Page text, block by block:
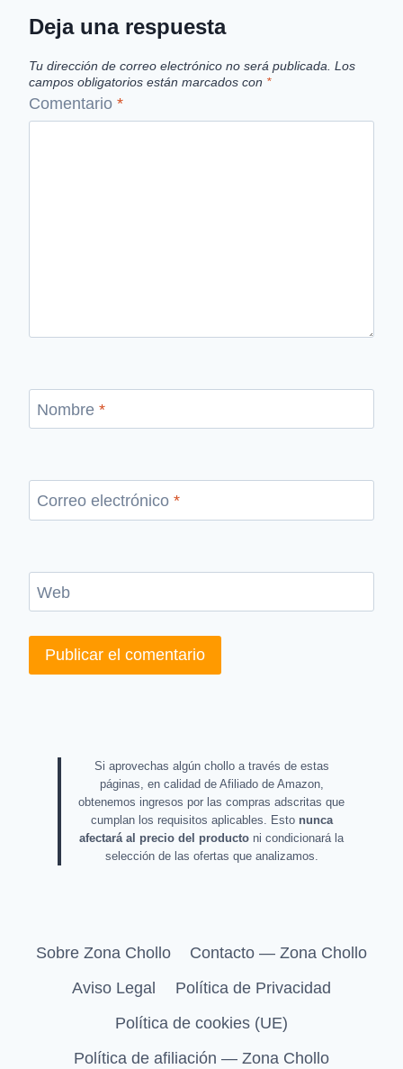
Deja una respuesta
Tu dirección de correo electrónico no será publicada. Los
campos obligatorios están marcados con *
Comentario *
Nombre *
Correo electrónico *
Web
Si aprovechas algún chollo a través de estas
páginas, en calidad de Afiliado de Amazon,
obtenemos ingresos por las compras adscritas que
cumplan los requisitos aplicables. Esto nunca
afectará al precio del producto ni condicionará la
selección de las ofertas que analizamos.
Sobre Zona Chollo
Contacto — Zona Chollo
Aviso Legal
Política de Privacidad
Política de cookies (UE)
Política de afiliación — Zona Chollo